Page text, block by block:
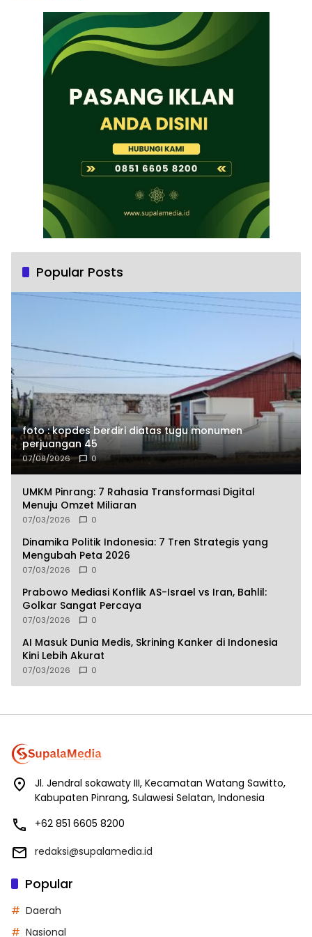
Popular Posts
foto : kopdes berdiri diatas tugu monumen
perjuangan 45
07/08/2026 0
UMKM Pinrang: 7 Rahasia Transformasi Digital
Menuju Omzet Miliaran
07/03/2026 0
Dinamika Politik Indonesia: 7 Tren Strategis yang
Mengubah Peta 2026
07/03/2026 0
Prabowo Mediasi Konflik AS-Israel vs Iran, Bahlil:
Golkar Sangat Percaya
07/03/2026 0
AI Masuk Dunia Medis, Skrining Kanker di Indonesia
Kini Lebih Akurat
07/03/2026 0
Jl. Jendral sokawaty III, Kecamatan Watang Sawitto,
Kabupaten Pinrang, Sulawesi Selatan, Indonesia
+62 851 6605 8200
redaksi@supalamedia.id
Popular
Daerah
Nasional